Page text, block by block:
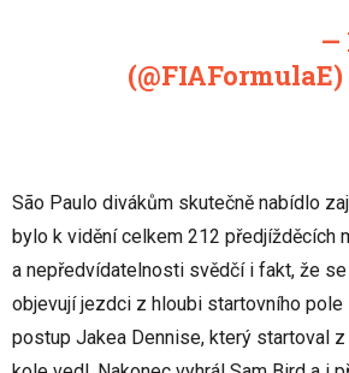
—
(@FIAFormulaE)
São Paulo divákům skutečně nabídlo
bylo k vidění celkem 212 předjížděcích
a nepředvídatelnosti svědčí i fakt, že
objevují jezdci z hloubi startovního
postup Jakea Dennise, který startoval z